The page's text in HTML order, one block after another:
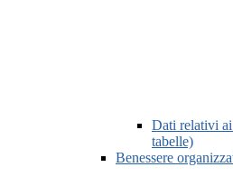
Dati relativi
tabelle)
Benessere